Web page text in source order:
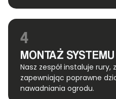
4
MONTAŻ SYSTEMU
Nasz zespół instaluje
zapewniając poprawne
nawadniania ogrodu.